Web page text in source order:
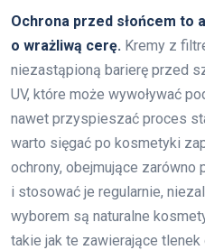
Ochrona przed słońcem to
o wrażliwą cerę. Kremy z
niezastąpioną barierę przed
UV, które może wywoływać
nawet przyspieszać proces
warto sięgać po kosmetyki
ochrony, obejmujące zarówno
i stosować je regularnie,
wyborem są naturalne
takie jak te zawierające tlenek